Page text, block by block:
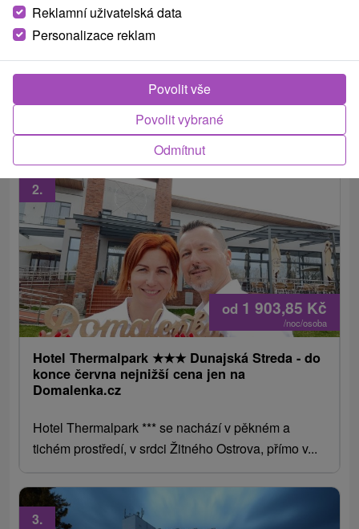
Hotel Elenka★★★Veľký Meder
Hotel Elenka *** v bezprostřední blízkosti
oblíbeného termálního koupaliště Thermal
Corvinus ve Velkém Mederu, je ideálním místem
od 1 903,85 Kč
/noc/osoba
2.
Hotel Thermalpark ★★★ Dunajská Streda - do
konce června nejnižší cena jen na
Domalenka.cz
Hotel Thermalpark *** se nachází v pěkném a
tichém prostředí, v srdci Žitného Ostrova, přímo v...
3.
Reklamní uživatelská data
Personalizace reklam
Odmítnut
Povolit vybrané
Povolit vše